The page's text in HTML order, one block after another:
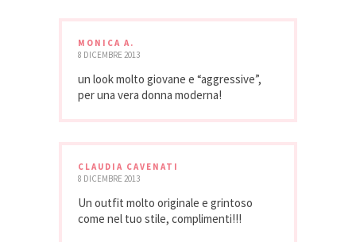
MONICA A.
8 DICEMBRE 2013
un look molto giovane e “aggressive”,
per una vera donna moderna!
CLAUDIA CAVENATI
8 DICEMBRE 2013
Un outfit molto originale e grintoso
come nel tuo stile, complimenti!!!